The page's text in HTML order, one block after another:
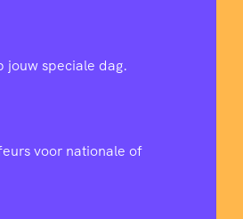
jouw speciale dag.
voor nationale of